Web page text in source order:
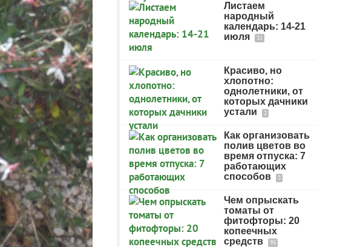
Листаем
народный
календарь: 14-21
июля
31
Красиво, но
хлопотно:
однолетники, от
которых дачники
устали
2
Как организовать
полив цветов во
время отпуска: 7
работающих
способов
2
Чем опрыскать
томаты от
фитофторы: 20
копеечных
средств
95